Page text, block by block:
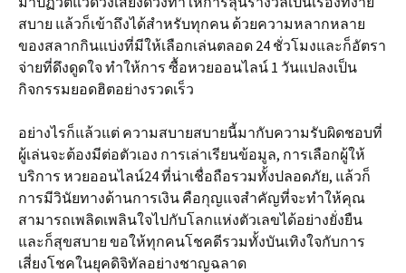
สบาย แล้วก็เข้าถึงได้สำหรับทุกคน ด้วยความหลากหลาย
ของสลากกินแบ่งที่มีให้เลือกเล่นตลอด 24 ชั่วโมงและก็อัตรา
จ่ายที่ดึงดูดใจ ทำให้การ ซื้อหวยออนไลน์ 1 วันแปลงเป็น
กิจกรรมยอดฮิตอย่างรวดเร็ว
อย่างไรก็แล้วแต่ ความสบายสบายนี้มากับความรับผิดชอบที่
ผู้เล่นจะต้องมีต่อตัวเอง การเล่าเรียนข้อมูล, การเลือกผู้ให้
บริการ หวยออนไลน์24 ที่น่าเชื่อถือรวมทั้งปลอดภัย, แล้วก็
การมีวินัยทางด้านการเงิน คือกุญแจสำคัญที่จะทำให้คุณ
สามารถเพลิดเพลินใจไปกับโลกแห่งตัวเลขได้อย่างยั่งยืน
และก็สุขสบาย ขอให้ทุกคนโชคดีรวมทั้งบันเทิงใจกับการ
เสี่ยงโชคในยุคดิจิทัลอย่างชาญฉลาด